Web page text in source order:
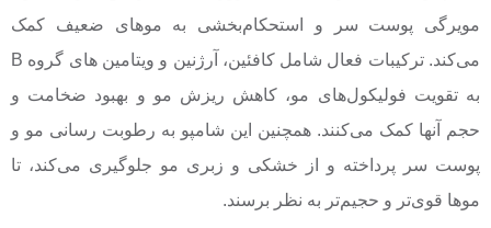
مویرگی پوست سر و استحکام‌بخشی به موهای ضعیف کمک
می‌کند. ترکیبات فعال شامل کافئین، آرژنین و ویتامین های گروه B
به تقویت فولیکول‌های مو، کاهش ریزش مو و بهبود ضخامت و
حجم آنها کمک می‌کنند. همچنین این شامپو به رطوبت رسانی مو و
پوست سر پرداخته و از خشکی و زبری مو جلوگیری می‌کند، تا
موها قوی‌تر و حجیم‌تر به نظر برسند.